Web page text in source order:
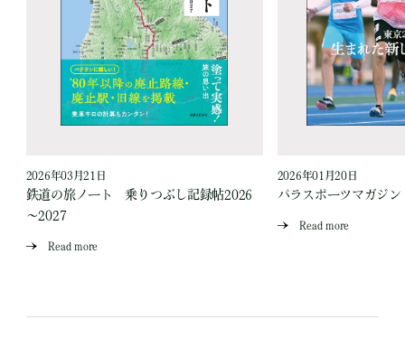
2026年03月21日
鉄道の旅ノート 乗りつぶし記録帖2026
～2027
Read more
2026年01月20日
パラスポーツマガジ
Read more